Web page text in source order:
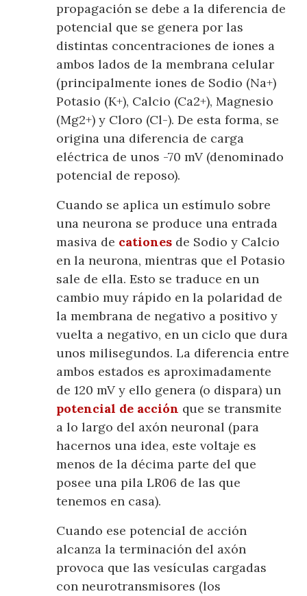
propagación se debe a la diferencia de
potencial que se genera por las
distintas concentraciones de iones a
ambos lados de la membrana celular
(principalmente iones de Sodio (Na+)
Potasio (K+), Calcio (Ca2+), Magnesio
(Mg2+) y Cloro (Cl-). De esta forma, se
origina una diferencia de carga
eléctrica de unos -70 mV (denominado
potencial de reposo).
Cuando se aplica un estímulo sobre
una neurona se produce una entrada
masiva de cationes de Sodio y Calcio
en la neurona, mientras que el Potasio
sale de ella. Esto se traduce en un
cambio muy rápido en la polaridad de
la membrana de negativo a positivo y
vuelta a negativo, en un ciclo que dura
unos milisegundos. La diferencia entre
ambos estados es aproximadamente
de 120 mV y ello genera (o dispara) un
potencial de acción que se transmite
a lo largo del axón neuronal (para
hacernos una idea, este voltaje es
menos de la décima parte del que
posee una pila LR06 de las que
tenemos en casa).
Cuando ese potencial de acción
alcanza la terminación del axón
provoca que las vesículas cargadas
con neurotransmisores (los